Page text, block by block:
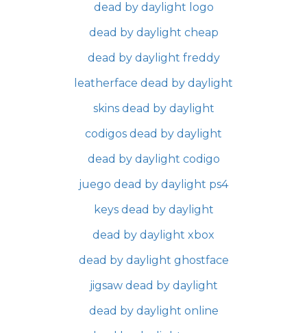
dead by daylight logo
dead by daylight cheap
dead by daylight freddy
leatherface dead by daylight
skins dead by daylight
codigos dead by daylight
dead by daylight codigo
juego dead by daylight ps4
keys dead by daylight
dead by daylight xbox
dead by daylight ghostface
jigsaw dead by daylight
dead by daylight online